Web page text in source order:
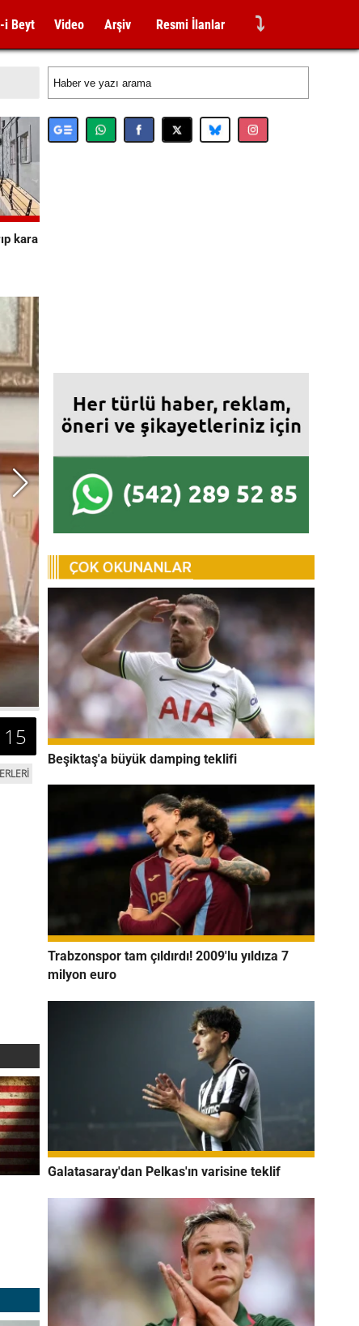
i Beyt Video Arşiv Resmi İlanlar ⤵
kara
Doğumla ABD
Donald Trump
15
Beşiktaş'a büyük damping teklifi
Trabzonspor tam çıldırdı! 2009'lu yıldıza 7
milyon euro
Galatasaray'dan Pelkas'ın varisine teklif